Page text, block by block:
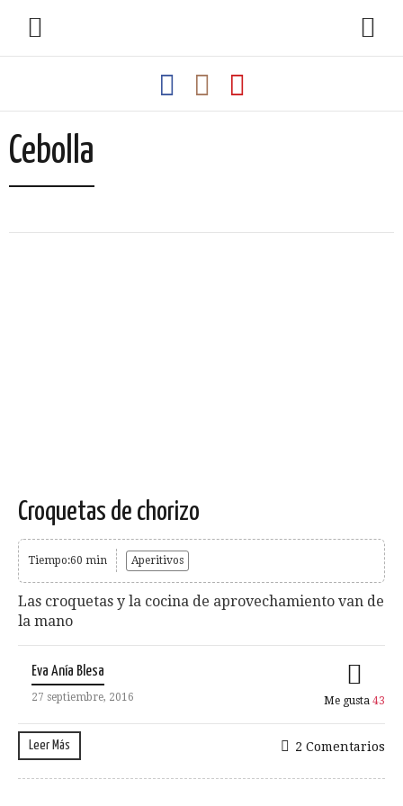
Cebolla
Croquetas de chorizo
Tiempo:60 min Aperitivos
Las croquetas y la cocina de aprovechamiento van de
la mano
Eva Anía Blesa
27 septiembre, 2016 Me gusta 43
Leer Más 2 Comentarios